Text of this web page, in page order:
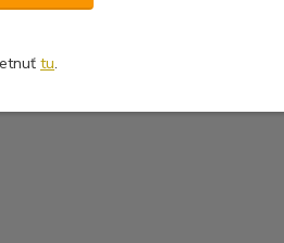
tu.